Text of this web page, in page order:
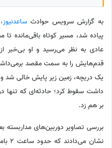
به گزارش سرویس حوادث ساعدنیوز،
پیاده شد، مسیر کوتاه باقی‌مانده
عادی به نظر می‌رسید و او
قدم‌هایش را به سمت مقصد
یک دریچه، زمین زیر پایش خالی شد و
داشت سقوط کرد؛ حادثه‌ای که تنها
بر هم زد.
بررسی تصاویر دوربین‌های مداربسته